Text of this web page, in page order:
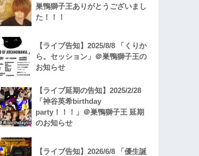
巣鴨獅子王ありがとうございまし
た！！！
【ライブ告知】2025/8/8 「くりか
ら。セッション」＠巣鴨獅子王の
お知らせ
【ライブ延期の告知】2025/2/28
「神谷英希birthday
party！！！」＠巣鴨獅子王 延期
のお知らせ
【ライブ告知】2026/6/8 「優生誕